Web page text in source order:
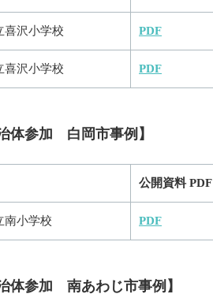
喜沢小学校 PDF
喜沢小学校 PDF
体参加 白岡市事例】
公開資料 PDF
南小学校 PDF
体参加 南あわじ市事例】